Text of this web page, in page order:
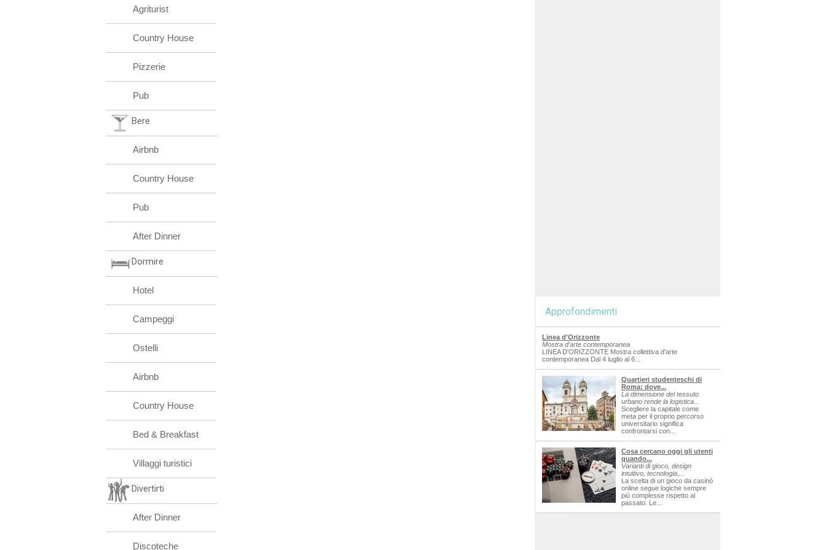
Agriturist
Country House
Pizzerie
Pub
Bere
Airbnb
Country House
Pub
After Dinner
Dormire
Hotel
Campeggi
Ostelli
Airbnb
Country House
Bed & Breakfast
Villaggi turistici
Divertirti
After Dinner
Discoteche
Approfondimenti
Linea d'Orizzonte
Mostra d'arte contemporanea
LINEA D'ORIZZONTE Mostra collettiva d'arte
contemporanea Dal 4 luglio al 6...
Quartieri studenteschi di
Roma: dove...
La dimensione del tessuto
urbano rende la logistica...
Scegliere la capitale come
meta per il proprio percorso
universitario significa
confrontarsi con...
Cosa cercano oggi gli utenti
quando...
Varianti di gioco, design
intuitivo, tecnologia,...
La scelta di un gioco da casinò
online segue logiche sempre
più complesse rispetto al
passato. Le...